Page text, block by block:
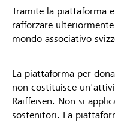
Tramite la piattaforma
rafforzare
mondo associativo
La piattaforma per
non costituisce
Raiffeisen. Non si
sostenitori. La